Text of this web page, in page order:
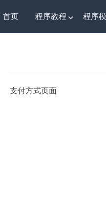
首页 程序教程 程序
微世界» 支付方式
支付方式页面